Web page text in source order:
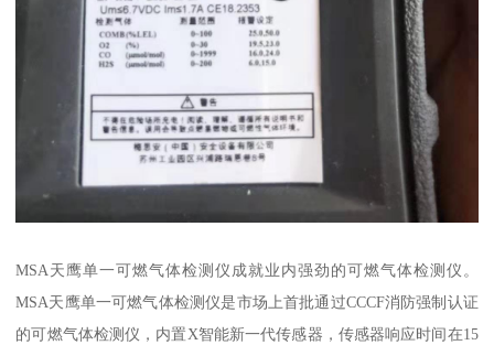
MSA天鹰单一可燃气体检测仪成就业内强劲的可燃气体检测仪。
MSA天鹰单一可燃气体检测仪是市场上首批通过CCCF消防强制认证
的可燃气体检测仪，内置X智能新一代传感器，传感器响应时间在15